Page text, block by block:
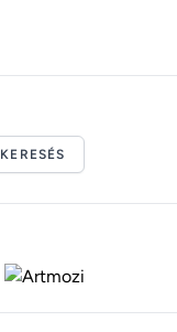
KERESÉS